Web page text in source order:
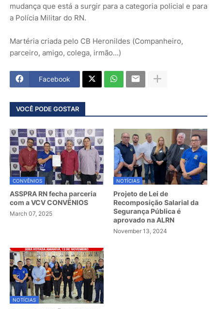
mudança que está a surgir para a categoria policial e para
a Polícia Militar do RN.
Martéria criada pelo CB Heronildes (Companheiro,
parceiro, amigo, colega, irmão...)
Facebook
VOCÊ PODE GOSTAR
CONVÊNIOS
ASSPRA RN fecha parceria
com a VCV CONVÊNIOS
March 07, 2025
NOTÍCIAS
Projeto de Lei de
Recomposição Salarial da
Segurança Pública é
aprovado na ALRN
November 13, 2024
NOTÍCIAS